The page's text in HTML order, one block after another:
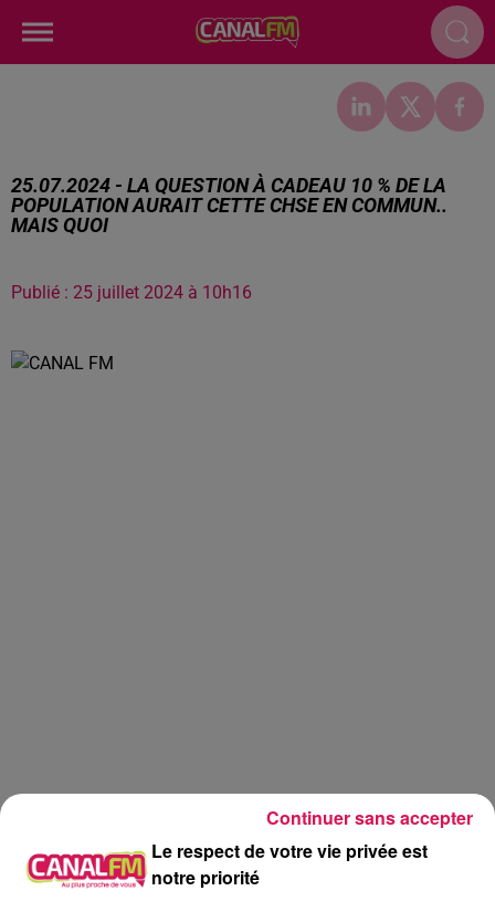
25.07.2024 - LA QUESTION À CADEAU 10 % DE LA
POPULATION AURAIT CETTE CHSE EN COMMUN..
MAIS QUOI
Publié : 25 juillet 2024 à 10h16
Le respect de votre vie privée est
notre priorité
Continuer sans accepter